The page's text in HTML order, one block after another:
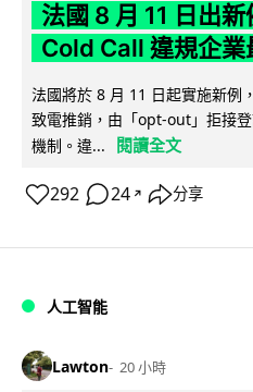
法國 8 月 11 日出
Cold Call 違規企
法國將於 8 月 11 日起實施新例
致電推銷，由「opt-out」拒接
機制。違...
閱讀全文
292 24 ↗ 分享
人工智能
Lawton 20 小時